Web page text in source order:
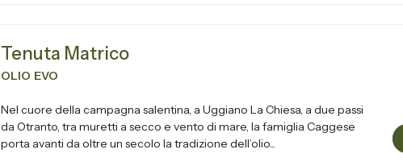
Tenuta Matrico
OLIO EVO
Nel cuore della campagna salentina, a Uggiano La Chiesa, a due passi
da Otranto, tra muretti a secco e vento di mare, la famiglia Caggese
porta avanti da oltre un secolo la tradizione dell’olio...